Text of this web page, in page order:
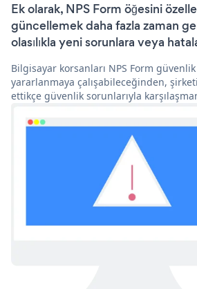
Ek olarak, NPS Form öğesini
güncellemek daha fazla zaman
olasılıkla yeni sorunlara veya
Bilgisayar korsanları NPS Form güvenlik
yararlanmaya çalışabileceğinden,
ettikçe güvenlik sorunlarıyla